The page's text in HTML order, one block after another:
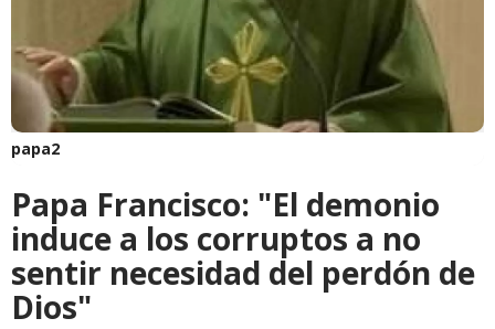
papa2
Papa Francisco: "El demonio
induce a los corruptos a no
sentir necesidad del perdón de
Dios"